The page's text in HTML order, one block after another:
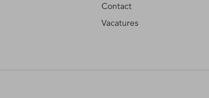
Contact
Vacatures